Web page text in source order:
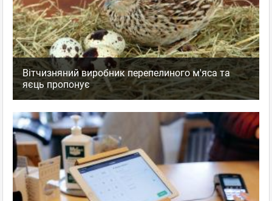
Вітчизняний виробник перепелиного м'яса та
яєць пропонує